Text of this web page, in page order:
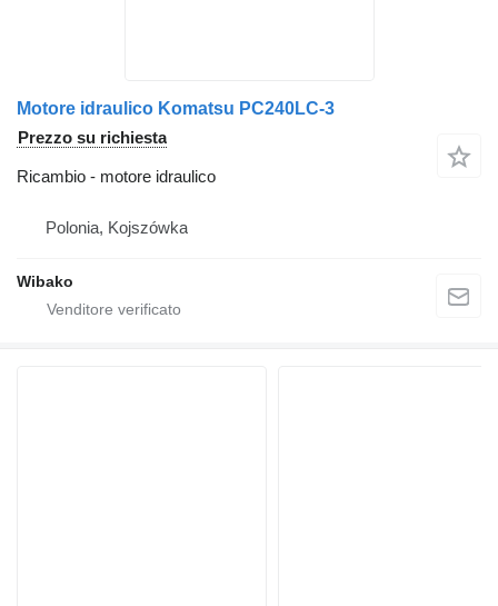
Motore idraulico Komatsu PC240LC-3
Prezzo su richiesta
Ricambio - motore idraulico
Polonia, Kojszówka
Wibako